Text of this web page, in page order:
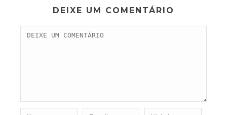
DEIXE UM COMENTÁRIO